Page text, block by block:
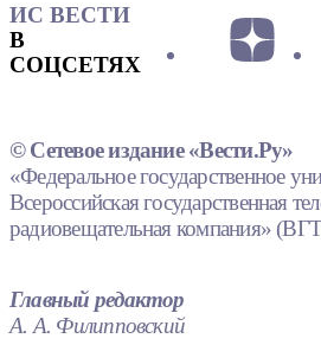
ИС ВЕСТИ
В
СОЦСЕТЯХ
© Сетевое издание «Вести.Ру»
«Федеральное государственное
Всероссийская государственная
радиовещательная компания»
Главный редактор
А. А. Филипповский